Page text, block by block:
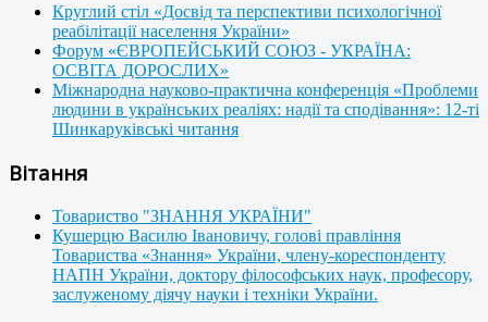
Круглий стіл «Досвід та перспективи психологічної
реабілітації населення України»
Форум «ЄВРОПЕЙСЬКИЙ СОЮЗ - УКРАЇНА:
ОСВІТА ДОРОСЛИХ»
Міжнародна науково-практична конференція «Проблеми
людини в українських реаліях: надії та сподівання»: 12-ті
Шинкаруківські читання
Вітання
Товариство "ЗНАННЯ УКРАЇНИ"
Кушерцю Василю Івановичу, голові правління
Товариства «Знання» України, члену-кореспонденту
НАПН України, доктору філософських наук, професору,
заслуженому діячу науки і техніки України.